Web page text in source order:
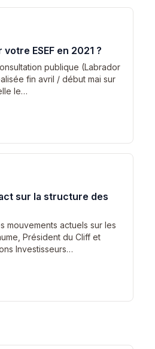
ESEF en 2021 ?
publique (Labrador
fin avril / début mai sur
le…
sur la structure des
mouvements actuels sur les
Président du Cliff et
Investisseurs…